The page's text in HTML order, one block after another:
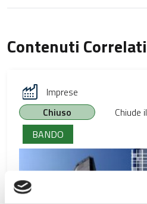
Contenuti Correlati
Imprese
Chiuso
Chiude il
BANDO